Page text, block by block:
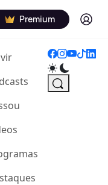
Premium Log in
(current)